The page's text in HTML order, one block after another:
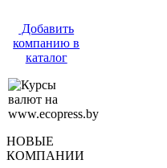
Добавить
компанию в
каталог
НОВЫЕ
КОМПАНИИ